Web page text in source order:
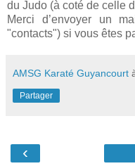
du Judo (à coté de celle
Merci d’envoyer un
"contacts") si vous êtes
AMSG Karaté Guyancourt
Partager
‹